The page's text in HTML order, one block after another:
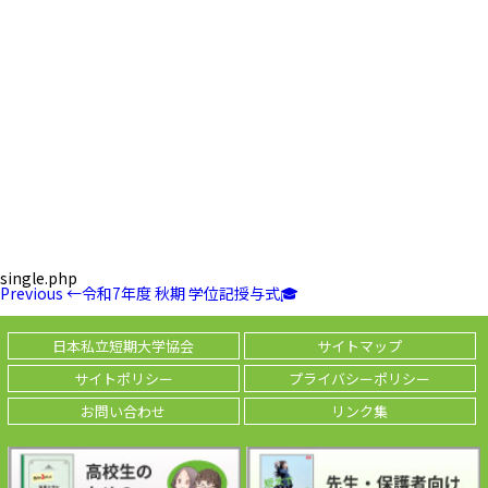
single.php
投
ナ
ビ
ゲ
ー
ョ
Previous
Previous ←令和7年度 秋期 学位記授与式🎓
日本私立短期大学協会
サイトマップ
サイトポリシー
プライバシーポリシー
お問い合わせ
リンク集